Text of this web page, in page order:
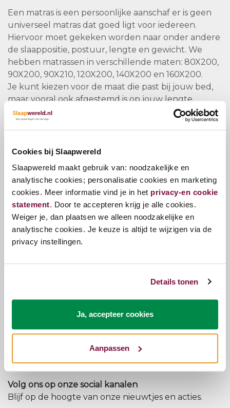
Cookies bij Slaapwereld
Slaapwereld maakt gebruik van: noodzakelijke en
analytische cookies; personalisatie cookies en marketing
cookies. Meer informatie vind je in het privacy-en cookie
statement. Door te accepteren krijg je alle cookies.
Weiger je, dan plaatsen we alleen noodzakelijke en
analytische cookies. Je keuze is altijd te wijzigen via de
privacy instellingen.
Details tonen
Ja, accepteer cookies
Aanpassen
Een matras is een persoonlijke aanschaf er is geen
universeel matras dat goed ligt voor iedereen.
Hiervoor moet gekeken worden naar onder andere
de slaappositie, postuur, lengte en gewicht. We
hebben matrassen in verschillende maten: 80X200,
90X200, 90X210, 120X200, 140X200 en 160X200.
Je kunt kiezen voor de maat die past bij jouw bed,
maar vooral ook afgestemd is op jouw lengte.
Daarom zijn er ook veel matrassen verkrijgbaar in de
nachtrust is een goede basis, deze begint bij het
matras. Er zijn veel keuzemogelijkheden voor
matrassen: zo heb je keuze uit de volgende
matrassen:
Koudschuim matras
Pocketveer matras
Traagschuim matras
weer rekening houden met het aantal zone's die
Kunnen we je helpen?
Onze klantenservice staat voor je klaar.
Klantenservice
Volg ons op onze social kanalen
Blijf op de hoogte van onze nieuwtjes en acties.